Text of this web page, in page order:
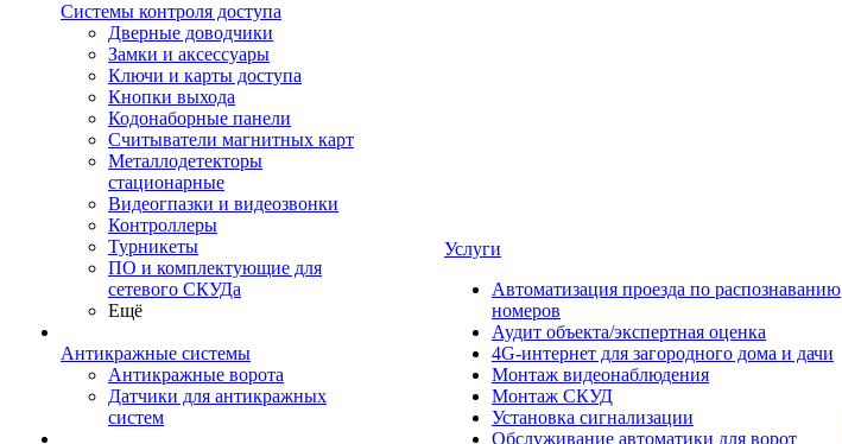
Системы контроля доступа
Дверные доводчики
Замки и аксессуары
Ключи и карты доступа
Кнопки выхода
Кодонаборные панели
Считыватели магнитных карт
Металлодетекторы
стационарные
Видеогпазки и видеозвонки
Контроллеры
Турникеты
ПО и комплектующие для
сетевого СКУДа
Ещё
Антикражные системы
Антикражные ворота
Датчики для антикражных
систем
Услуги
Автоматизация проезда по распознаванию
номеров
Аудит объекта/экспертная оценка
4G-интернет для загородного дома и дачи
Монтаж видеонаблюдения
Монтаж СКУД
Установка сигнализации
Обслуживание автоматики для ворот